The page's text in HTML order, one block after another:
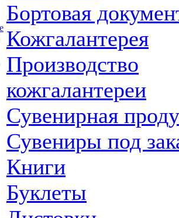
Бортовая
Кожгалантерея
Производство
кожгалантереи
Сувенирная
Сувениры под
Книги
Буклеты